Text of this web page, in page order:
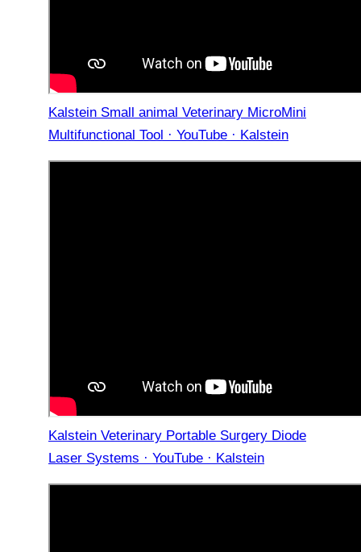
Kalstein Small animal Veterinary MicroMini
Multifunctional Tool · YouTube · Kalstein
Kalstein Veterinary Portable Surgery Diode
Laser Systems · YouTube · Kalstein